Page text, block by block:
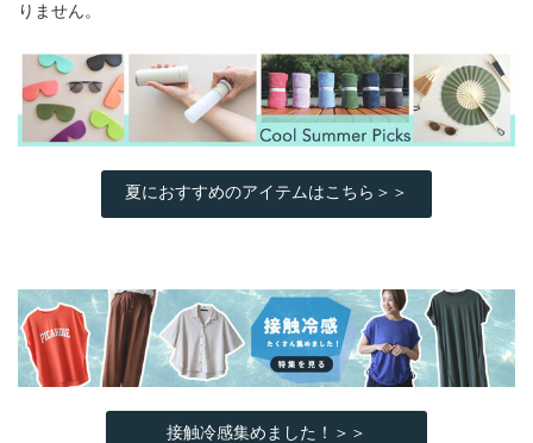
りません。
夏におすすめのアイテムはこちら＞＞
接触冷感集めました！＞＞